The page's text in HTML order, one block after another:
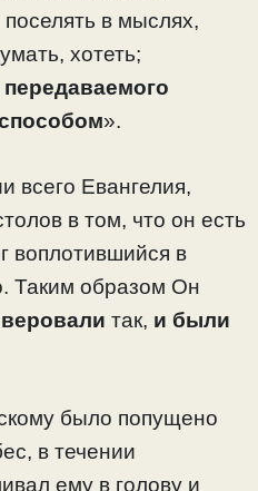
в мыслях,
хотеть;
».
всего Евангелия,
в том, что он есть
воплотившийся в
Таким образом Он
веровали так, и были
было попущено
в течении
ему в голову и